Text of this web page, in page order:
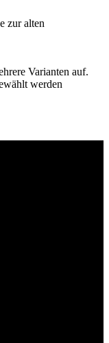
zur alten
Varianten auf.
werden